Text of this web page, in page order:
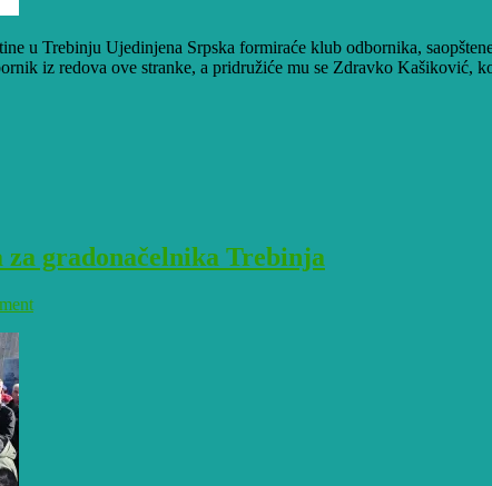
u Trebinju Ujedinjena Srpska formiraće klub odbornika,
iz redova ove stranke, a pridružiće mu se Zdravko Kašiković,
za gradonačelnika Trebinja